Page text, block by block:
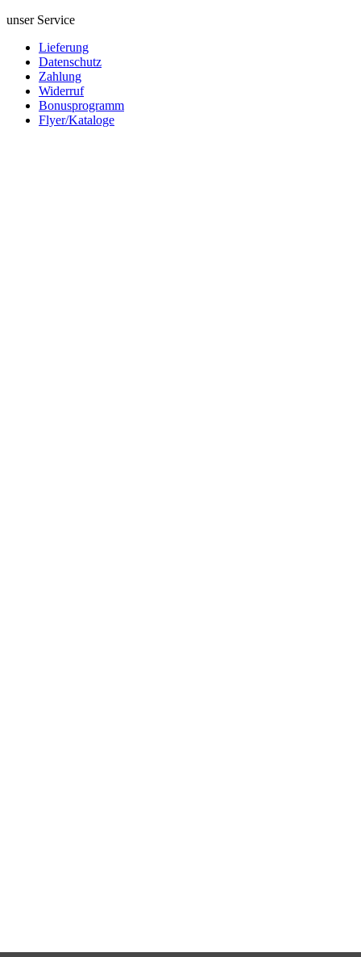
unser Service
Lieferung
Datenschutz
Zahlung
Widerruf
Bonusprogramm
Flyer/Kataloge